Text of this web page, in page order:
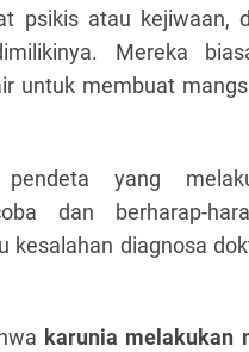
psikis atau kejiwaan,
Mereka
untuk membuat
yang
dan berharap-
kesalahan diagnosa
karunia melakukan